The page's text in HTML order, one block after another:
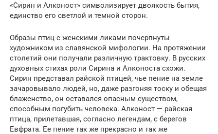
«Сирин и Алконост» символизирует двоякость бытия,
единство его светлой и темной сторон.
Образы птиц с женскими ликами почерпнуты
художником из славянской мифологии. На протяжении
столетий они получали различную трактовку. В русских
духовных стихах роли Сирина и Алконоста схожи.
Сирин представал райской птицей, чье пение на земле
зачаровывало людей, но, даже разгоняя тоску и обещая
блаженство, он оставался опасным существом,
способным погубить человека. Алконост — райская
птица, прилетавшая, согласно легендам, с берегов
Евфрата. Ее пение так же прекрасно и так же